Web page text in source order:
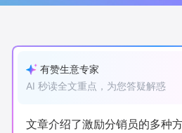
有赞春季发布会 实干
新零售大会 新零售
有赞生意专家
AI 秒读全文重点，为您答疑解惑
文章介绍了激励分销员的多种